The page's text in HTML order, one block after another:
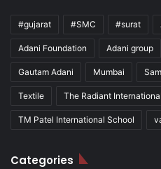
#gujarat #SMC #surat
Adani Foundation Adani group
Gautam Adani Mumbai
Textile The Radiant
TM Patel International School
Categories